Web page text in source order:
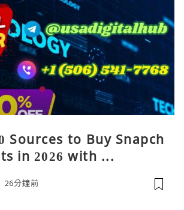
Sources to Buy Snapch
in 2026 with ...
26分鐘前